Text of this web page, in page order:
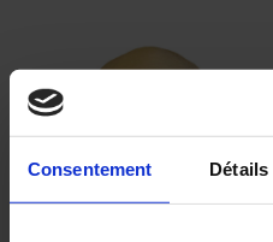
Consentement Détails
Molybdate de Sodium